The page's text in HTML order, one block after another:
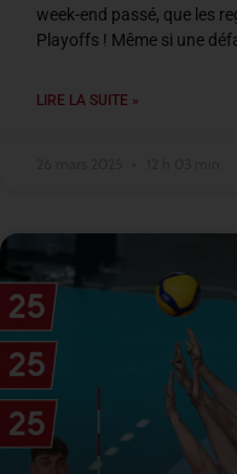
week-end passé, que les
Playoffs ! Même si une
LIRE LA SUITE »